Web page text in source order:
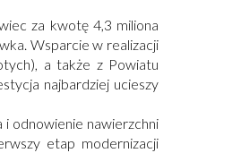
za kwotę 4,3 miliona
Wsparcie w realizacji
a także z Powiatu
najbardziej ucieszy
i odnowienie nawierzchni
etap modernizacji